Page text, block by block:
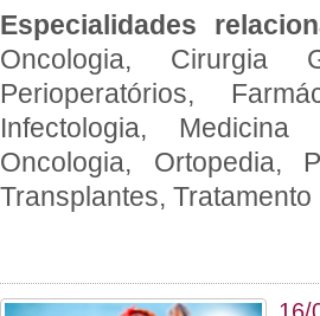
Especialidades
Oncologia, Cirurgia
Perioperatórios,
Infectologia, Medicina
Oncologia, Ortopedia,
Transplantes,